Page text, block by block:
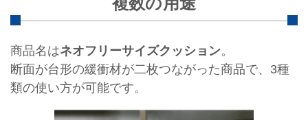
商品名はネオフリーサイズクッション。
断面が台形の緩衝材が二枚つながった商品で、3種
類の使い方が可能です。